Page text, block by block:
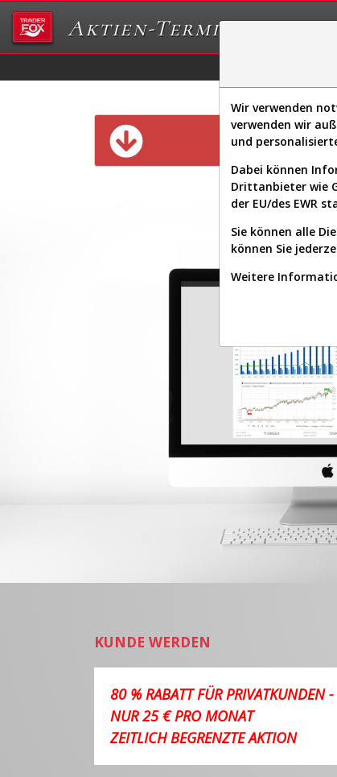
Aktien-Terminal
Diese
KUNDE WERDEN
80 % RABATT FÜR PRIVATKUNDEN -
NUR 25 € PRO MONAT
ZEITLICH BEGRENZTE AKTION
Wir verwenden
verwenden wir
und
Dabei können
Drittanbieter wie
der EU/des EWR
Sie können alle
können Sie
Weitere